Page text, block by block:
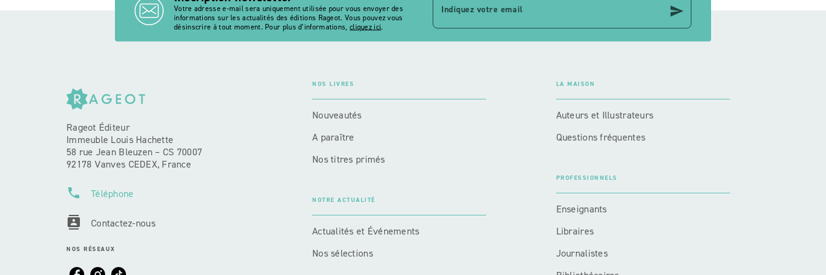
Votre adresse e-mail sera uniquement utilisée pour vous envoyer des
informations sur les actualités des éditions Rageot. Vous pouvez vous
désinscrire à tout moment. Pour plus d’informations, cliquez ici.
Indiquez votre email send
Rageot Éditeur
Immeuble Louis Hachette
58 rue Jean Bleuzen – CS 70007
92178 Vanves CEDEX, France
phone Téléphone
contacts Contactez-nous
NOS RÉSEAUX
NOS LIVRES
Nouveautés
A paraître
Nos titres primés
NOTRE ACTUALITÉ
Actualités et Événements
Nos sélections
LA MAISON
Auteurs et Illustrateurs
Questions fréquentes
PROFESSIONNELS
Enseignants
Libraires
Journalistes